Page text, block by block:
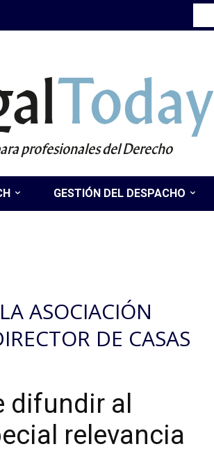
Today
profesionales del Derecho
GESTIÓN DEL DESPACHO
ASOCIACIÓN
DE CASAS
difundir al
relevancia